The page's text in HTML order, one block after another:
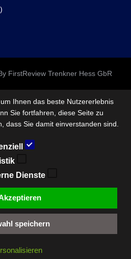
FirstReview Trenkner Hess GbR
Ihnen das beste Nutzererlebnis
Sie fortfahren, diese Seite zu
dass Sie damit einverstanden sind.
Dienste
speichern